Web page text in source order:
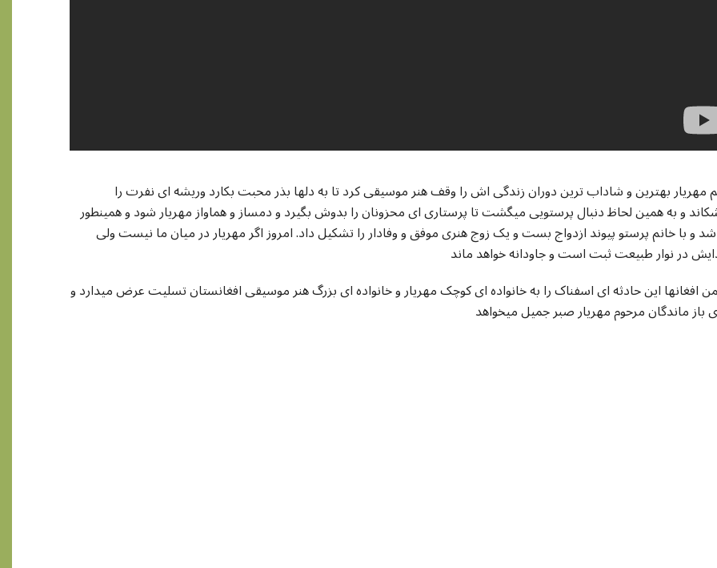
مهریار بهترین و شاداب ترین دوران زندگی اش را وقف هنر موسیقی کرد تا به دلها بذر محبت بکارد وریشه ای نفرت را
و به همین لحاظ دنبال پرستویی میگشت تا پرستاری ای محزونان را بدوش بگیرد و دمساز و هماواز مهریار شود و همینطور
و با خانم پرستو پیوند ازدواج بست و یک زوج هنری موفق و وفادار را تشکیل داد. امروز اگر مهریار در میان ما نیست ولی
در نوار طبیعت ثبت است و جاودانه خواهد ماند
افغانها این حادثه ای اسفناک را به خانواده ای کوچک مهریار و خانواده ای بزرگ هنر موسیقی افغانستان تسلیت عرض میدارد و